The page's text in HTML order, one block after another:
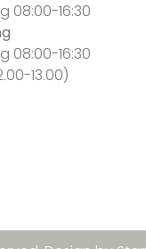
08:00-16:30
08:00-16:30
13.00)